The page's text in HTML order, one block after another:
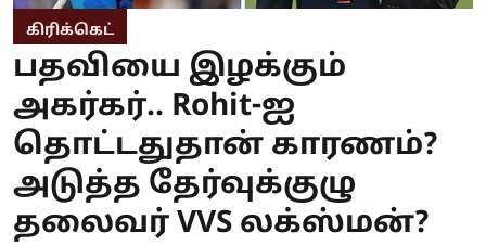
கிரிக்கெட்
பதவியை இழக்கும்
அகர்கர்.. Rohit-ஐ
தொட்டதுதான் காரணம்?
அடுத்த தேர்வுக்குழு
தலைவர் VVS லக்ஸ்மன்?